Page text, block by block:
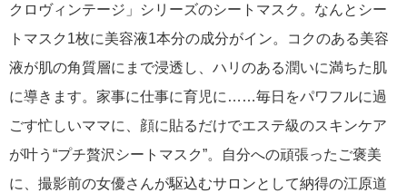
クロヴィンテージ」シリーズのシートマスク。なんとシー
トマスク1枚に美容液1本分の成分がイン。コクのある美容
液が肌の角質層にまで浸透し、ハリのある潤いに満ちた肌
に導きます。家事に仕事に育児に……毎日をパワフルに過
ごす忙しいママに、顔に貼るだけでエステ級のスキンケア
が叶う“プチ贅沢シートマスク”。自分への頑張ったご褒美
に、撮影前の女優さんが駆込むサロンとして納得の江原道